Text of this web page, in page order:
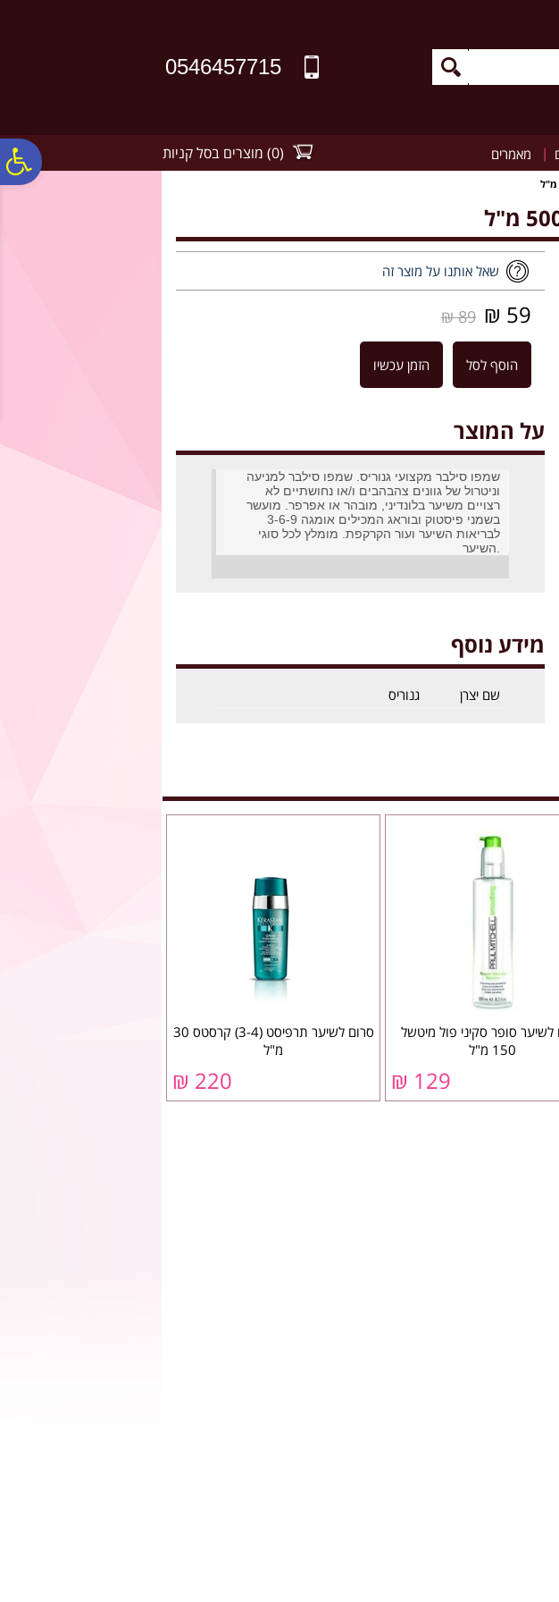
0546457715
| מאמרים (
0
) מוצרים בסל קניות
שאל אותנו על מוצר זה
59 ₪
89 ₪
הוסף לסל הזמן עכשיו
על המוצר
שמפו סילבר מקצועי גנוריס. שמפו סילבר למניעה
וניטרול של גוונים צהבהבים ו/או נחושתיים לא
רצויים משיער בלונדיני, מובהר או אפרפר. מועשר
בשמני פיסטוק ובוראג המכילים אומגה 3-6-9
לבריאות השיער ועור הקרקפת. מומלץ לכל סוגי
מידע נוסף
שם יצרן גנוריס
לשיער סופר סקיני פול מיטשל
150 מ"ל
129 ₪
סרום לשיער תרפיסט (3-4) קרסטס 30
מ"ל
220 ₪